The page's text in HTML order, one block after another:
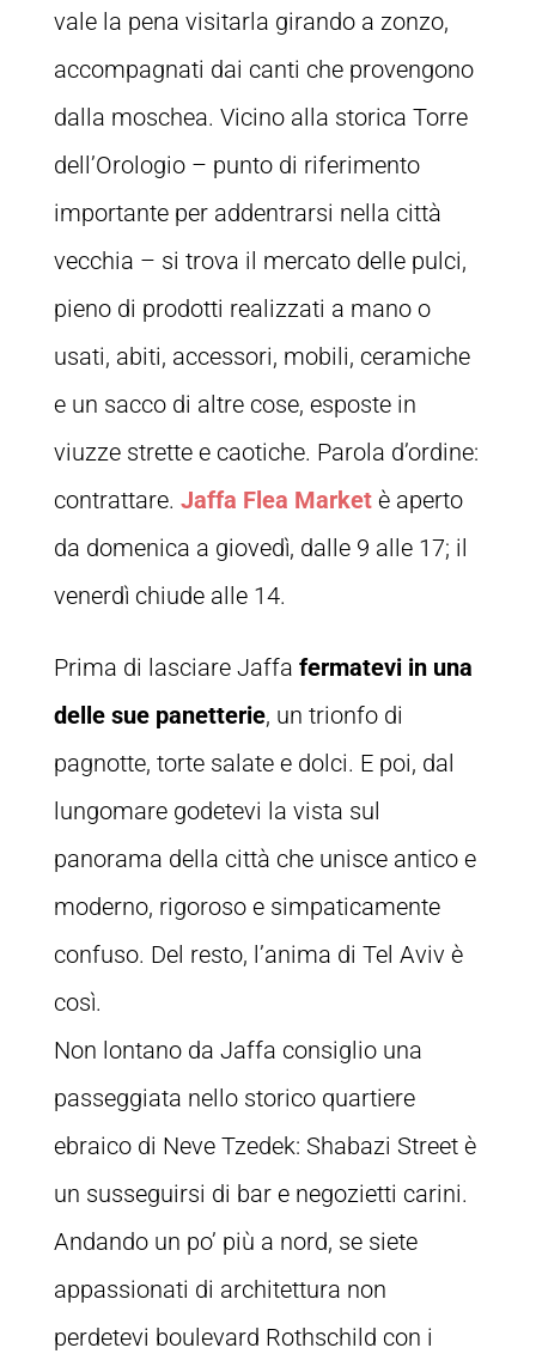
vale la pena visitarla girando a zonzo,
accompagnati dai canti che provengono
dalla moschea. Vicino alla storica Torre
dell’Orologio – punto di riferimento
importante per addentrarsi nella città
vecchia – si trova il mercato delle pulci,
pieno di prodotti realizzati a mano o
usati, abiti, accessori, mobili, ceramiche
e un sacco di altre cose, esposte in
viuzze strette e caotiche. Parola d’ordine:
contrattare. Jaffa Flea Marketè aperto
da domenica a giovedì, dalle 9 alle 17; il
venerdì chiude alle 14.
Prima di lasciare Jaffa fermatevi in una
delle sue panetterie, un trionfo di
pagnotte, torte salate e dolci. E poi, dal
lungomare godetevi la vista sul
panorama della città che unisce antico e
moderno, rigoroso e simpaticamente
confuso. Del resto, l’anima di Tel Aviv è
così.
Non lontano da Jaffa consiglio una
passeggiata nello storico quartiere
ebraico di Neve Tzedek: Shabazi Street è
un susseguirsi di bar e negozietti carini.
Andando un po’ più a nord, se siete
appassionati di architettura non
perdetevi boulevard Rothschild con i